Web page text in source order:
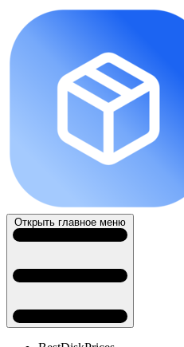
Открыть главное меню